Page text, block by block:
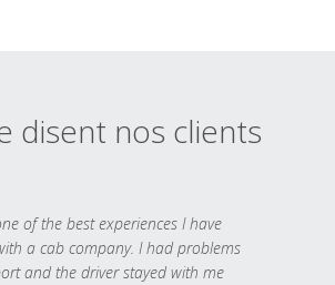
disent nos clients
of the best experiences I have
a cab company. I had problems
and the driver stayed with me